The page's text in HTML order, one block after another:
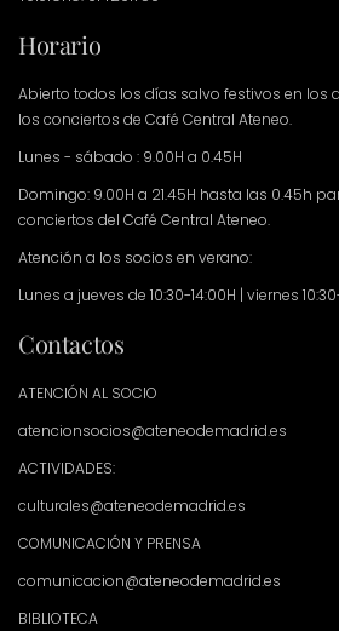
Horario
Abierto todos los días salvo festivos en los
los conciertos de Café Central Ateneo.
Lunes - sábado : 9.00H a 0.45H
Domingo: 9.00H a 21.45H hasta las 0.45h
conciertos del Café Central Ateneo.
Atención a los socios en verano:
Lunes a jueves de 10:30-14:00H | viernes
Contactos
ATENCIÓN AL SOCIO
atencionsocios@ateneodemadrid.es
ACTIVIDADES:
culturales@ateneodemadrid.es
COMUNICACIÓN Y PRENSA
comunicacion@ateneodemadrid.es
BIBLIOTECA